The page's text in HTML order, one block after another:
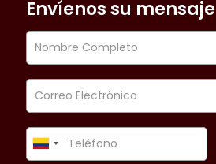
Envíenos su mensaje